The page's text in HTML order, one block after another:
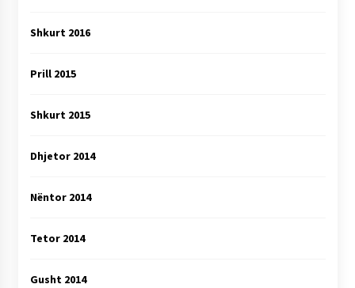
Shkurt 2016
Prill 2015
Shkurt 2015
Dhjetor 2014
Nëntor 2014
Tetor 2014
Gusht 2014